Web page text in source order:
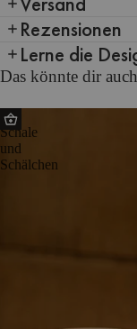
Rezensionen
Lerne die
Das könnte dir
Oul
Schale
und
Schälchen